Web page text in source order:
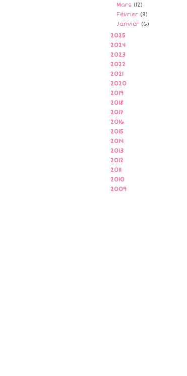
Mars (12)
Février (3)
Janvier (6)
2025
2024
2023
2022
2021
2020
2019
2018
2017
2016
2015
2014
2013
2012
2011
2010
2009